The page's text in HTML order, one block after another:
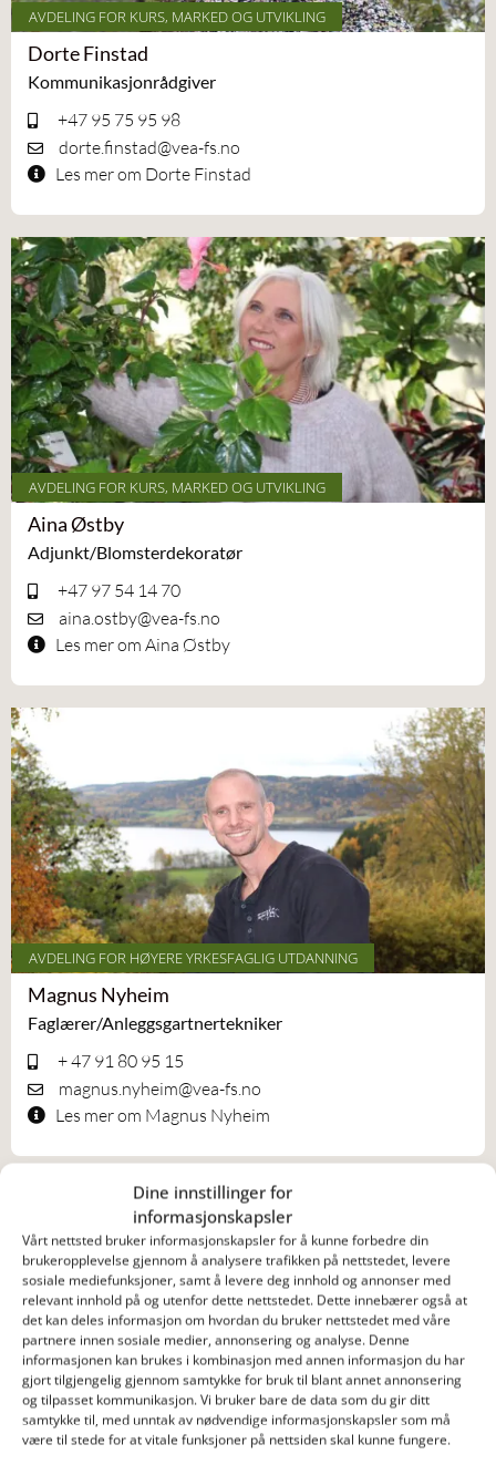
Dine innstillinger for
informasjonskapsler
Vårt nettsted bruker informasjonskapsler for å kunne forbedre din
brukeropplevelse gjennom å analysere trafikken på nettstedet, levere
sosiale mediefunksjoner, samt å levere deg innhold og annonser med
relevant innhold på og utenfor dette nettstedet. Dette innebærer også at
det kan deles informasjon om hvordan du bruker nettstedet med våre
partnere innen sosiale medier, annonsering og analyse. Denne
informasjonen kan brukes i kombinasjon med annen informasjon du har
gjort tilgjengelig gjennom samtykke for bruk til blant annet annonsering
og tilpasset kommunikasjon. Vi bruker bare de data som du gir ditt
samtykke til, med unntak av nødvendige informasjonskapsler som må
være til stede for at vitale funksjoner på nettsiden skal kunne fungere.
AVDELING FOR KURS, MARKED OG UTVIKLING
Dorte Finstad
Kommunikasjonrådgiver
+47 95 75 95 98
dorte.finstad@vea-fs.no
Les mer om Dorte Finstad
AVDELING FOR KURS, MARKED OG UTVIKLING
Aina Østby
Adjunkt/Blomsterdekoratør
+47 97 54 14 70
aina.ostby@vea-fs.no
Les mer om Aina Østby
AVDELING FOR HØYERE YRKESFAGLIG UTDANNING
Magnus Nyheim
Faglærer/Anleggsgartnertekniker
+ 47 91 80 95 15
magnus.nyheim@vea-fs.no
Les mer om Magnus Nyheim
ADMINISTRASJON OG SERVICE